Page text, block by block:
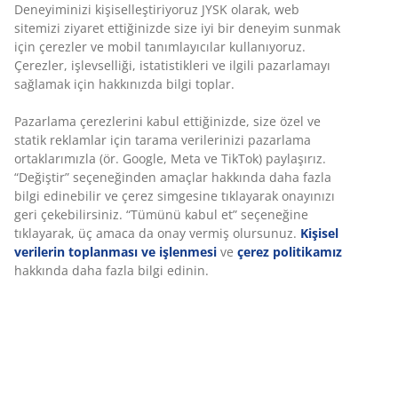
Deneyiminizi kişiselleştiriyoruz JYSK olarak, web
sitemizi ziyaret ettiğinizde size iyi bir deneyim sunmak
için çerezler ve mobil tanımlayıcılar kullanıyoruz.
Çerezler, işlevselliği, istatistikleri ve ilgili pazarlamayı
sağlamak için hakkınızda bilgi toplar.
Pazarlama çerezlerini kabul ettiğinizde, size özel ve
statik reklamlar için tarama verilerinizi pazarlama
ortaklarımızla (ör. Google, Meta ve TikTok) paylaşırız.
“Değiştir” seçeneğinden amaçlar hakkında daha fazla
bilgi edinebilir ve çerez simgesine tıklayarak onayınızı
geri çekebilirsiniz. “Tümünü kabul et” seçeneğine
tıklayarak, üç amaca da onay vermiş olursunuz. Kişisel
verilerin toplanması ve işlenmesi ve çerez politikamız
hakkında daha fazla bilgi edinin.